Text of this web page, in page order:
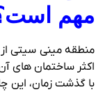
مهم
منطقه مینی سیتی
اکثر ساختمان‌ های
با گذشت زمان، این